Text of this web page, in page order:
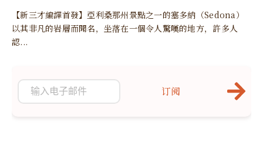
【新三才編譯首發】亞利桑那州景點之一的塞多納（Sedona）
以其非凡的岩層而聞名，坐落在一個令人驚嘆的地方，許多人
認...
订阅